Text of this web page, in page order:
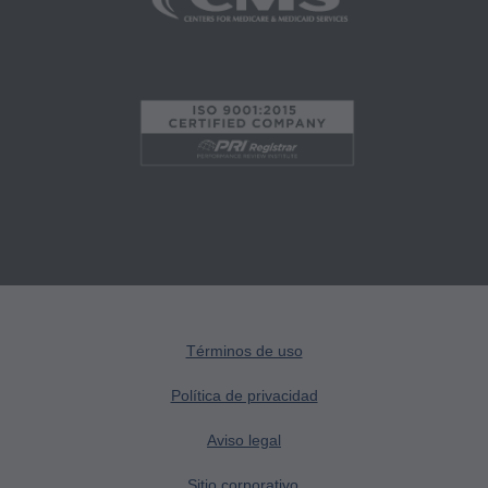
Términos de uso
Política de privacidad
Aviso legal
acepta tomar todas las medidas necesarias
Cualquier uso no autorizado en este documento
está prohibido, incluyendo a manera de
comercial de CPT. La licencia para utilizar CPT
para cualquier uso no autorizado aquí debe
Property Services, 515 N. State Street, Chicago,
IL 60610. Las aplicaciones están disponibles